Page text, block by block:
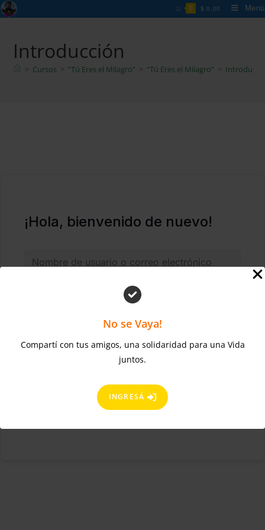
No se Vaya!
Compartí con tus amigos, una solidaridad para una Vida
juntos.
INGRESÁ
Ir
al
0 $ 0,00 Menú
Introducción
> Cursos > “Tú Eres el Milagro” > “Tú Eres el Milagro” >
¡Hola, bienvenido de nuevo!
Regístrate ahora